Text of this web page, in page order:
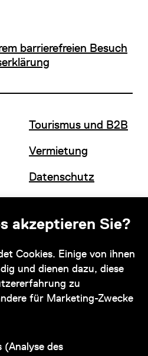
akzeptieren Sie?
Cookies. Einige von ihnen
und dienen dazu, diese
zu
für Marketing-Zwecke
(Analyse des
barrierefreien Besuch
Tourismus und B2B
Vermietung
Datenschutz
Verfügung: